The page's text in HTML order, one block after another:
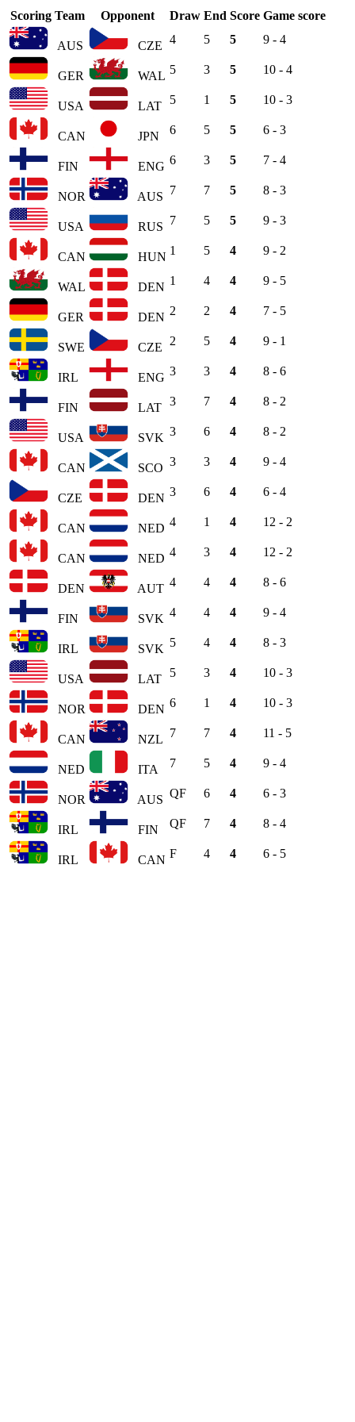
Scoring Team Opponent Draw End Score Game score
AUS CZE 4 5 5 9 - 4
GER WAL 5 3 5 10 - 4
USA LAT 5 1 5 10 - 3
CAN JPN 6 5 5 6 - 3
FIN ENG 6 3 5 7 - 4
NOR AUS 7 7 5 8 - 3
USA RUS 7 5 5 9 - 3
CAN HUN 1 5 4 9 - 2
WAL DEN 1 4 4 9 - 5
GER DEN 2 2 4 7 - 5
SWE CZE 2 5 4 9 - 1
IRL ENG 3 3 4 8 - 6
FIN LAT 3 7 4 8 - 2
USA SVK 3 6 4 8 - 2
CAN SCO 3 3 4 9 - 4
CZE DEN 3 6 4 6 - 4
CAN NED 4 1 4 12 - 2
CAN NED 4 3 4 12 - 2
DEN AUT 4 4 4 8 - 6
FIN SVK 4 4 4 9 - 4
IRL SVK 5 4 4 8 - 3
USA LAT 5 3 4 10 - 3
NOR DEN 6 1 4 10 - 3
CAN NZL 7 7 4 11 - 5
NED ITA 7 5 4 9 - 4
NOR AUS QF 6 4 6 - 3
IRL FIN QF 7 4 8 - 4
IRL CAN F 4 4 6 - 5